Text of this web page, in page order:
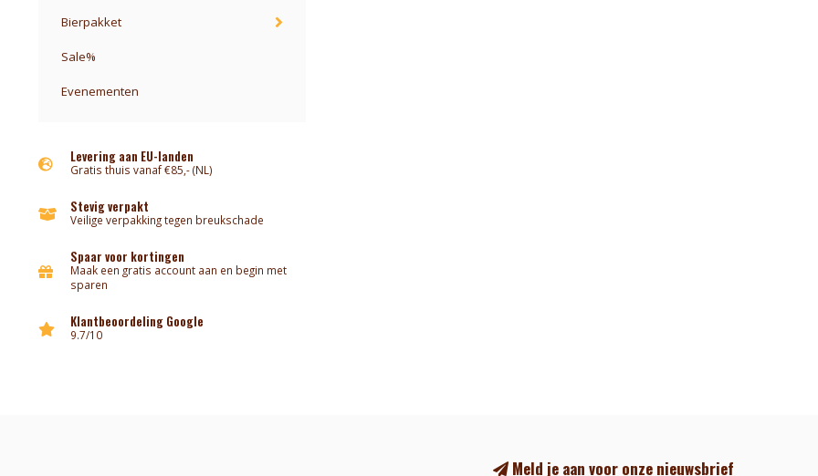
Bierpakket
Sale%
Evenementen
Levering aan EU-landen
Gratis thuis vanaf €85,- (NL)
Stevig verpakt
Veilige verpakking tegen breukschade
Spaar voor kortingen
Maak een gratis account aan en begin met
sparen
Klantbeoordeling Google
9.7/10
Meld je aan voor onze nieuwsbrief